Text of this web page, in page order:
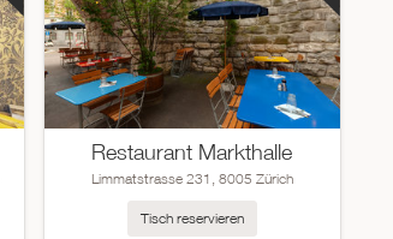
Restaurant Markthalle
Limmatstrasse 231, 8005 Zürich
Tisch reservieren